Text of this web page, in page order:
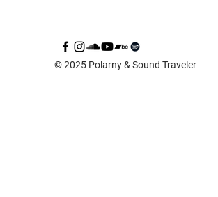
© 2025 Polarny & Sound Traveler